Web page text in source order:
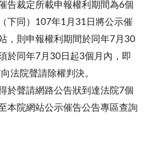
告裁定所載申報權利期間為6個
下同）107年1月31日將公示催
，則申報權利期間於同年7月30
於同年7月30日起3個月內，即
法院聲請除權判決。
於聲請網路公告狀到達法院7個
本院網站公示催告公告專區查詢